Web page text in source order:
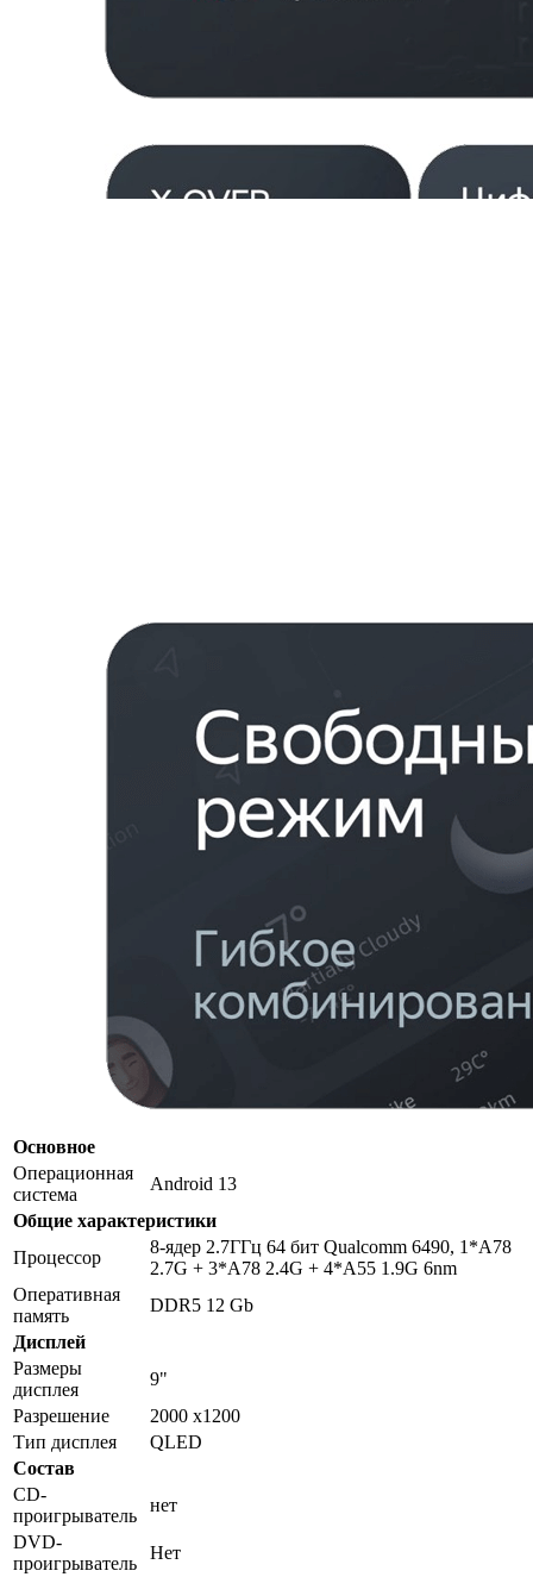
Основное
Операционная
система
Android 13
Общие характеристики
Процессор
8-ядер 2.7ГГц 64 бит Qualcomm 6490, 1*A78
2.7G + 3*A78 2.4G + 4*A55 1.9G 6nm
Оперативная
память
DDR5 12 Gb
Дисплей
Размеры
дисплея
9"
Разрешение
2000 x1200
Тип дисплея
QLED
Состав
CD-
проигрыватель
нет
DVD-
проигрыватель
Нет